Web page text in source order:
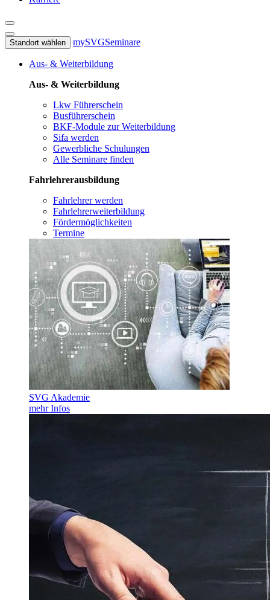
Standort wählen mySVGSeminare
Aus- & Weiterbildung
Aus- & Weiterbildung
Lkw Führerschein
Busführerschein
BKF-Module zur Weiterbildung
Sifa werden
Gewerbliche Schulungen
Alle Seminare finden
Fahrlehrerausbildung
Fahrlehrer werden
Fahrlehrerweiterbildung
Fördermöglichkeiten
Termine
SVG Akademie
mehr Infos